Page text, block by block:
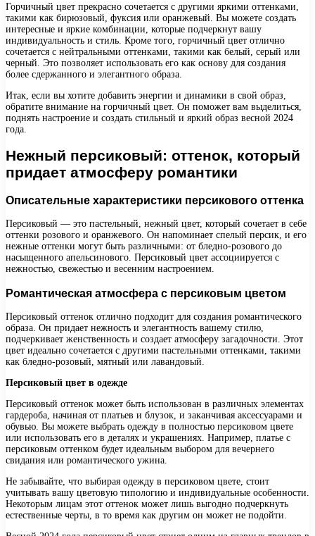
Горчичный цвет прекрасно сочетается с другими яркими оттенками,
такими как бирюзовый, фуксия или оранжевый. Вы можете создать
интересные и яркие комбинации, которые подчеркнут вашу
индивидуальность и стиль. Кроме того, горчичный цвет отлично
сочетается с нейтральными оттенками, такими как белый, серый или
черный. Это позволяет использовать его как основу для создания
более сдержанного и элегантного образа.
Итак, если вы хотите добавить энергии и динамики в свой образ,
обратите внимание на горчичный цвет. Он поможет вам выделиться,
поднять настроение и создать стильный и яркий образ весной 2024
года.
Нежный персиковый: оттенок, который
придает атмосферу романтики
Описательные характеристики персикового оттенка
Персиковый — это пастельный, нежный цвет, который сочетает в себе
оттенки розового и оранжевого. Он напоминает спелый персик, и его
нежные оттенки могут быть различными: от бледно-розового до
насыщенного апельсинового. Персиковый цвет ассоциируется с
нежностью, свежестью и весенним настроением.
Романтическая атмосфера с персиковым цветом
Персиковый оттенок отлично подходит для создания романтического
образа. Он придает нежность и элегантность вашему стилю,
подчеркивает женственность и создает атмосферу загадочности. Этот
цвет идеально сочетается с другими пастельными оттенками, такими
как бледно-розовый, мятный или лавандовый.
Персиковый цвет в одежде
Персиковый оттенок может быть использован в различных элементах
гардероба, начиная от платьев и блузок, и заканчивая аксессуарами и
обувью. Вы можете выбрать одежду в полностью персиковом цвете
или использовать его в деталях и украшениях. Например, платье с
персиковым оттенком будет идеальным выбором для вечернего
свидания или романтического ужина.
Не забывайте, что выбирая одежду в персиковом цвете, стоит
учитывать вашу цветовую типологию и индивидуальные особенности.
Некоторым лицам этот оттенок может лишь выгодно подчеркнуть
естественные черты, в то время как другим он может не подойти.